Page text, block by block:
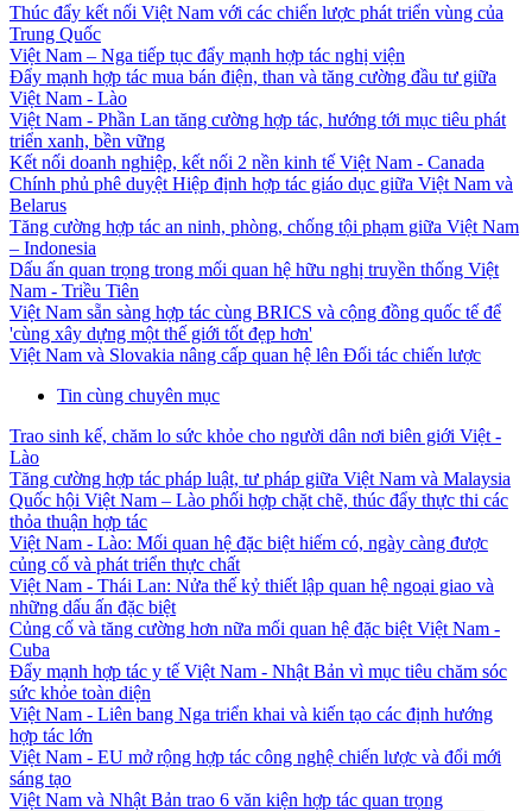
Thúc đẩy kết nối Việt Nam với các chiến lược phát triển vùng của
Trung Quốc
Việt Nam – Nga tiếp tục đẩy mạnh hợp tác nghị viện
Đẩy mạnh hợp tác mua bán điện, than và tăng cường đầu tư giữa
Việt Nam - Lào
Việt Nam - Phần Lan tăng cường hợp tác, hướng tới mục tiêu phát
triển xanh, bền vững
Kết nối doanh nghiệp, kết nối 2 nền kinh tế Việt Nam - Canada
Chính phủ phê duyệt Hiệp định hợp tác giáo dục giữa Việt Nam và
Belarus
Tăng cường hợp tác an ninh, phòng, chống tội phạm giữa Việt Nam
– Indonesia
Dấu ấn quan trọng trong mối quan hệ hữu nghị truyền thống Việt
Nam - Triều Tiên
Việt Nam sẵn sàng hợp tác cùng BRICS và cộng đồng quốc tế để
'cùng xây dựng một thế giới tốt đẹp hơn'
Việt Nam và Slovakia nâng cấp quan hệ lên Đối tác chiến lược
Tin cùng chuyên mục
Trao sinh kế, chăm lo sức khỏe cho người dân nơi biên giới Việt -
Lào
Tăng cường hợp tác pháp luật, tư pháp giữa Việt Nam và Malaysia
Quốc hội Việt Nam – Lào phối hợp chặt chẽ, thúc đẩy thực thi các
thỏa thuận hợp tác
Việt Nam - Lào: Mối quan hệ đặc biệt hiếm có, ngày càng được
củng cố và phát triển thực chất
Việt Nam - Thái Lan: Nửa thế kỷ thiết lập quan hệ ngoại giao và
những dấu ấn đặc biệt
Củng cố và tăng cường hơn nữa mối quan hệ đặc biệt Việt Nam -
Cuba
Đẩy mạnh hợp tác y tế Việt Nam - Nhật Bản vì mục tiêu chăm sóc
sức khỏe toàn diện
Việt Nam - Liên bang Nga triển khai và kiến tạo các định hướng
hợp tác lớn
Việt Nam - EU mở rộng hợp tác công nghệ chiến lược và đổi mới
sáng tạo
Việt Nam và Nhật Bản trao 6 văn kiện hợp tác quan trọng